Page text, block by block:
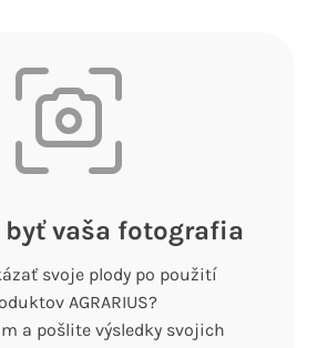
byť vaša fotografia
svoje plody po použití
AGRARIUS?
a pošlite výsledky svojich